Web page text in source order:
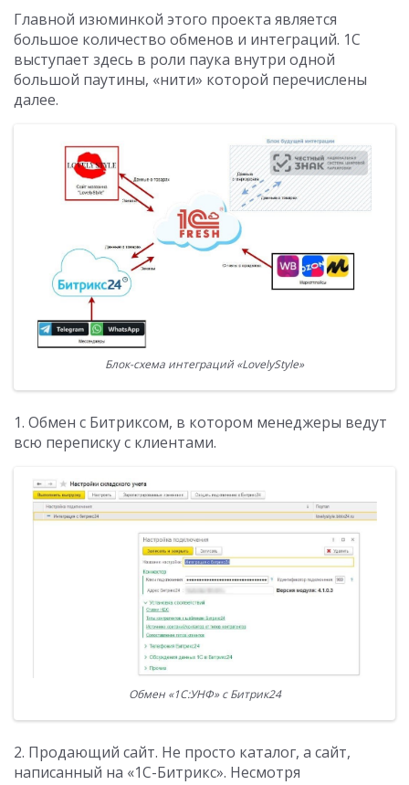
Главной изюминкой этого проекта является
большое количество обменов и интеграций. 1С
выступает здесь в роли паука внутри одной
большой паутины, «нити» которой перечислены
далее.
Блок-схема интеграций «LovelyStyle»
1. Обмен с Битриксом, в котором менеджеры ведут
всю переписку с клиентами.
Обмен «1С:УНФ» с Битрик24
2. Продающий сайт. Не просто каталог, а сайт,
написанный на «1С-Битрикс». Несмотря